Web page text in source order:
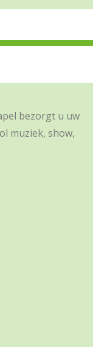
bezorgt u uw
muziek, show,